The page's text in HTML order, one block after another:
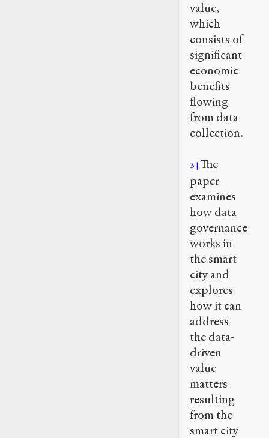
value,
which
consists of
significant
economic
benefits
flowing
from data
collection.
3
The
paper
examines
how data
governance
works in
the smart
city and
explores
how it can
address
the data-
driven
value
matters
resulting
from the
smart city